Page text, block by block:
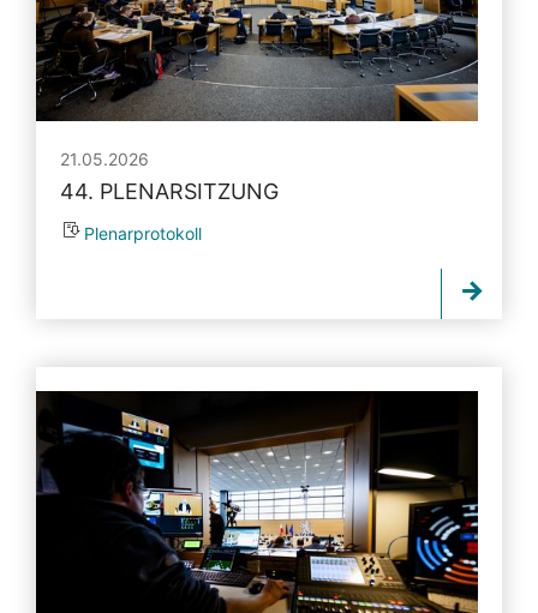
21.05.2026
44. PLENARSITZUNG
Plenarprotokoll